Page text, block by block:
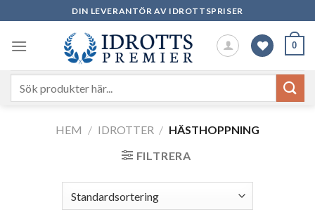
to
content
DIN LEVERANTÖR AV IDROTTSPRISER
0
HEM / IDROTTER / HÄSTHOPPNING
FILTRERA